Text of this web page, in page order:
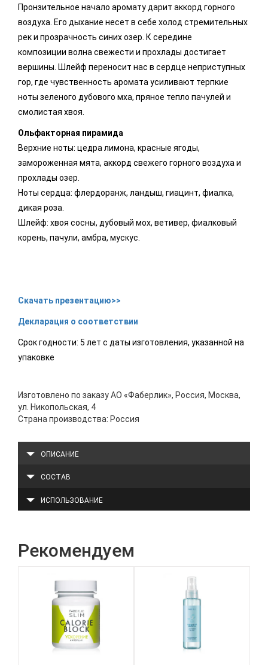
Пронзительное начало аромату дарит аккорд горного
воздуха. Его дыхание несет в себе холод стремительных
рек и прозрачность синих озер. К середине
композиции волна свежести и прохлады достигает
вершины. Шлейф переносит нас в сердце неприступных
гор, где чувственность аромата усиливают терпкие
ноты зеленого дубового мха, пряное тепло пачулей и
смолистая хвоя.
Ольфакторная пирамида
Верхние ноты: цедра лимона, красные ягоды,
замороженная мята, аккорд свежего горного воздуха и
прохлады озер.
Ноты сердца: флердоранж, ландыш, гиацинт, фиалка,
дикая роза.
Шлейф: хвоя сосны, дубовый мох, ветивер, фиалковый
корень, пачули, амбра, мускус.
Скачать презентацию>>
Декларация о соответствии
Срок годности: 5 лет с даты изготовления, указанной на
упаковке
Изготовлено по заказу АО «Фаберлик», Россия, Москва,
ул. Никопольская, 4
Страна производства: Россия
ОПИСАНИЕ
СОСТАВ
ИСПОЛЬЗОВАНИЕ
Рекомендуем